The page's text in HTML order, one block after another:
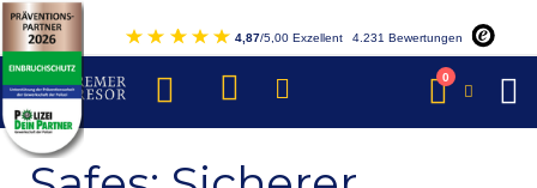
Direkt
zum
Inhalt
4,87/5,00 Exzellent 4.231 Bewertungen
Warenkorb
0 Artikel